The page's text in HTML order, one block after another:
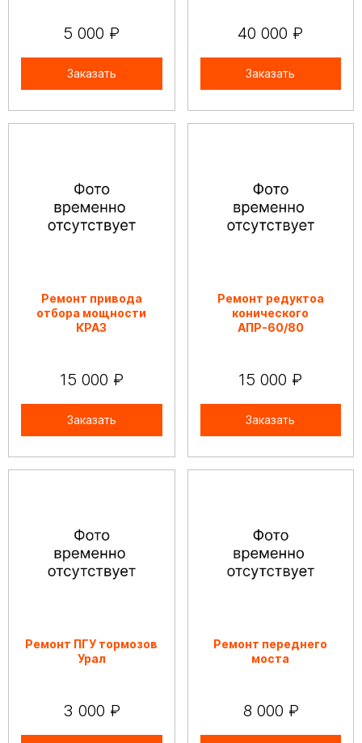
5 000 ₽
Заказать
40 000 ₽
Заказать
Ремонт привода
отбора мощности
КРАЗ
15 000 ₽
Заказать
Ремонт редуктоа
конического
АПР-60/80
15 000 ₽
Заказать
Ремонт ПГУ тормозов
Урал
3 000 ₽
Ремонт переднего
моста
8 000 ₽